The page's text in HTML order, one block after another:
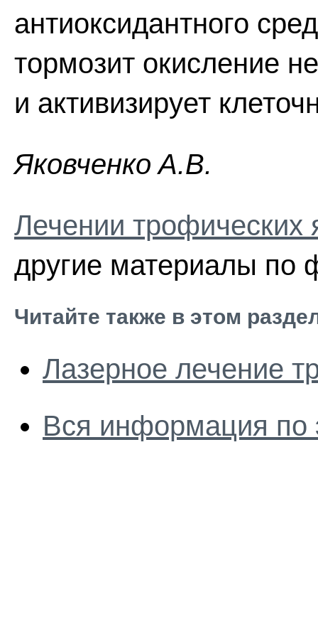
антиоксидантного
тормозит окисление
и активизирует
Якoвчeнкo A.B.
Лечении трофических
другие материалы по
Читайте также в этом
Лазерное лечение
Вся информация по